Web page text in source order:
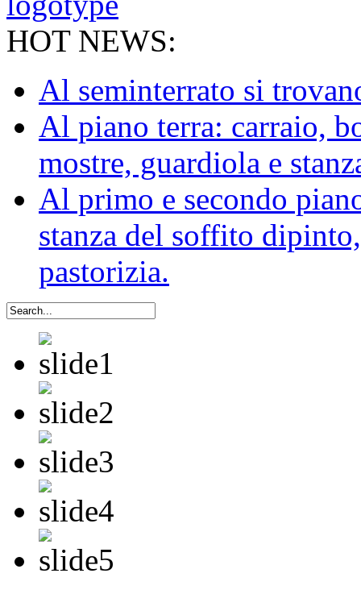
HOT NEWS:
Al seminterrato si
Al piano terra: carraio,
mostre, guardiola e
Al primo e secondo
stanza del soffito
pastorizia.